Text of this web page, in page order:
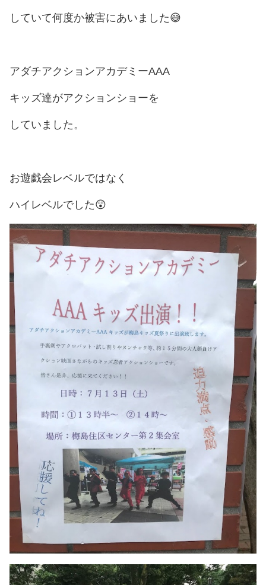
していて何度か被害にあいました😅
アダチアクションアカデミーAAA
キッズ達がアクションショーを
していました。
お遊戯会レベルではなく
ハイレベルでした😲